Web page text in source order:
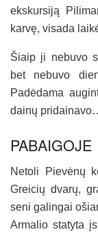
ekskursiją
karvę, visada
Šiaip ji nebuvo
bet nebuvo
Padėdama
dainų
PABAIGOJE
Netoli Pievėnų
Greicių dvarų,
seni galingai
Armalio statyta